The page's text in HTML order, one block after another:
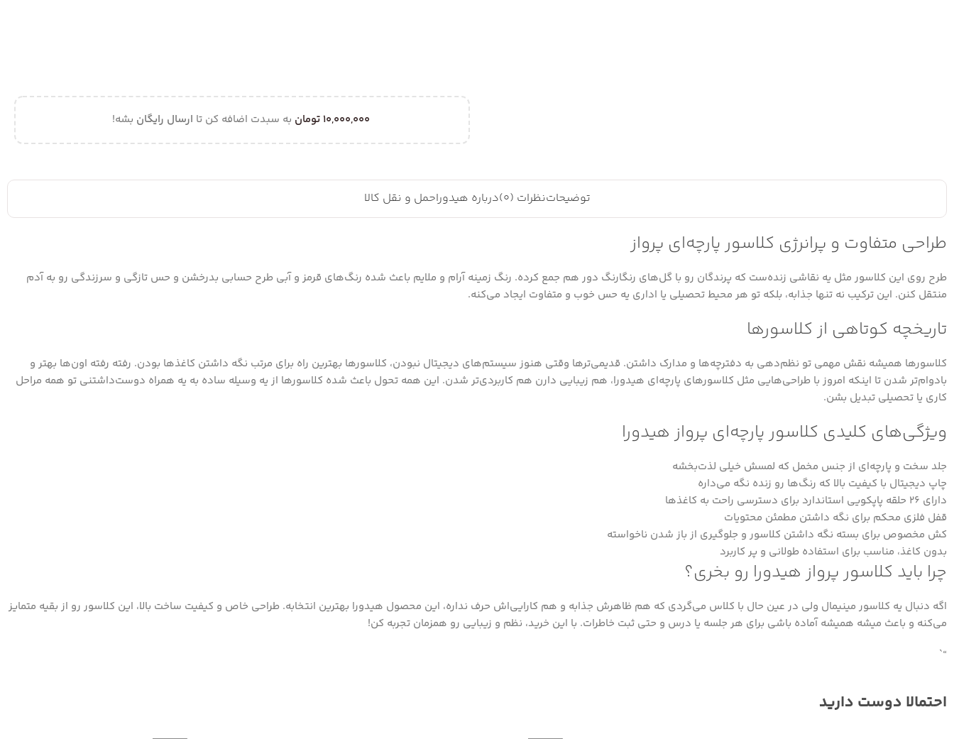
10,000,000 تومان به سبدت اضافه کن تا ارسال رایگان بشه!
توضیحاتنظرات (0) درباره هیدوراحمل و نقل کالا
طراحی متفاوت و پرانرژی کلاسور پارچه‌ای پرواز
طرح روی این کلاسور مثل یه نقاشی زنده‌ست که پرندگان رو با گل‌های رنگارنگ دور هم جمع کرده. رنگ زمینه آرام و ملایم باعث شده رنگ‌های قرمز و آبی طرح حسابی بدرخشن و حس تازگی و سرزندگی رو به آدم
منتقل کنن. این ترکیب نه تنها جذابه، بلکه تو هر محیط تحصیلی یا اداری یه حس خوب و متفاوت ایجاد می‌کنه.
تاریخچه کوتاهی از کلاسورها
کلاسورها همیشه نقش مهمی تو نظم‌دهی به دفترچه‌ها و مدارک داشتن. قدیمی‌ترها وقتی هنوز سیستم‌های دیجیتال نبودن، کلاسورها بهترین راه برای مرتب نگه داشتن کاغذها بودن. رفته رفته اون‌ها بهتر و
بادوام‌تر شدن تا اینکه امروز با طراحی‌هایی مثل کلاسورهای پارچه‌ای هیدورا، هم زیبایی دارن هم کاربردی‌تر شدن. این همه تحول باعث شده کلاسورها از یه وسیله ساده به یه همراه دوست‌داشتنی تو همه مراحل
کاری یا تحصیلی تبدیل بشن.
ویژگی‌های کلیدی کلاسور پارچه‌ای پرواز هیدورا
جلد سخت و پارچه‌ای از جنس مخمل که لمسش خیلی لذت‌بخشه
چاپ دیجیتال با کیفیت بالا که رنگ‌ها رو زنده نگه می‌داره
دارای ۲۶ حلقه پاپکویی استاندارد برای دسترسی راحت به کاغذها
قفل فلزی محکم برای نگه داشتن مطمئن محتویات
کش مخصوص برای بسته نگه داشتن کلاسور و جلوگیری از باز شدن ناخواسته
بدون کاغذ، مناسب برای استفاده طولانی و پر کاربرد
چرا باید کلاسور پرواز هیدورا رو بخری؟
اگه دنبال یه کلاسور مینیمال ولی در عین حال با کلاس می‌گردی که هم ظاهرش جذابه و هم کارایی‌اش حرف نداره، این محصول هیدورا بهترین انتخابه. طراحی خاص و کیفیت ساخت بالا، این کلاسور رو از بقیه متمایز
می‌کنه و باعث میشه همیشه آماده باشی برای هر جلسه یا درس و حتی ثبت خاطرات. با این خرید، نظم و زیبایی رو همزمان تجربه کن!
“`
احتمالا دوست دارید